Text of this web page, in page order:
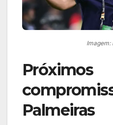
Imagem:
Próximos
Palmeiras